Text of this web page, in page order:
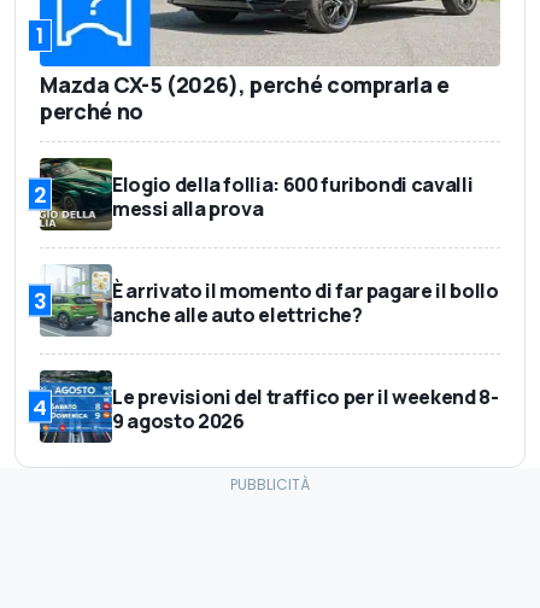
1
Mazda CX-5 (2026), perché comprarla e
perché no
2
Elogio della follia: 600 furibondi cavalli
messi alla prova
3
È arrivato il momento di far pagare il bollo
anche alle auto elettriche?
4
Le previsioni del traffico per il weekend 8-
9 agosto 2026